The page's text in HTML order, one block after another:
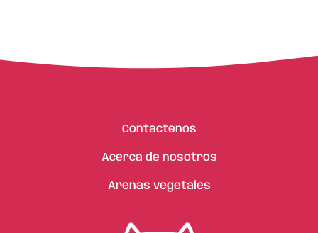
Contáctenos
Acerca de nosotros
Arenas vegetales